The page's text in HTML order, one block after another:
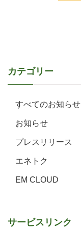
カテゴリー
すべてのお知らせ
お知らせ
プレスリリース
エネトク
EM CLOUD
サービスリンク